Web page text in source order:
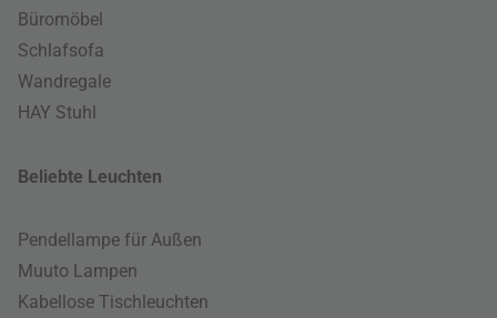
Büromöbel
Schlafsofa
Wandregale
HAY Stuhl
Beliebte Leuchten
Pendellampe für Außen
Muuto Lampen
Kabellose Tischleuchten